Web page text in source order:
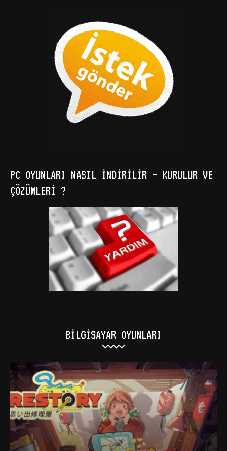
PC OYUNLARI NASIL İNDIRILIR – KURULUR VE
ÇÖZÜMLERI ?
BILGISAYAR OYUNLARI